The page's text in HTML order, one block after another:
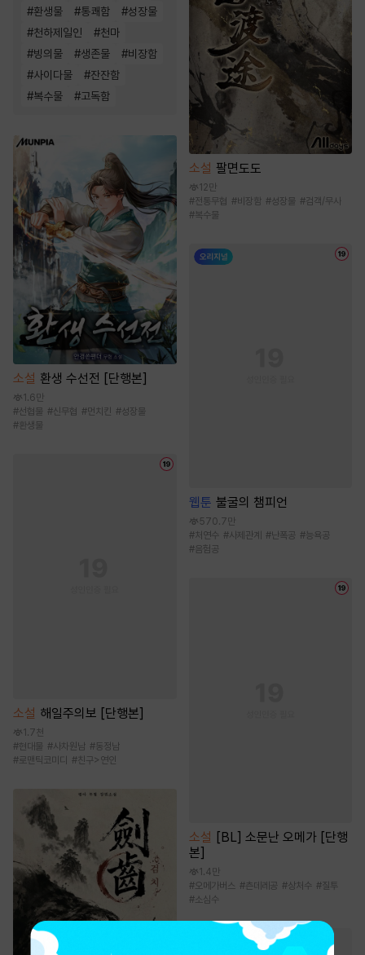
#환생물 #통쾌함 #성장물
#천하제일인 #천마
#빙의물 #생존물 #비장함
#사이다물 #잔잔함
#복수물 #고독함
소설 환생 수선전 [단행본]
1.6만
#선협물 #신무협 #먼치킨 #성장물
# 환생물
소설 해일주의보 [단행본]
1.7천
#현대물 #사차원남 #동정남
#로맨틱코미디 #친구>연인
소설 팔면도도
12만
#전통무협 #비장함 #성장물 #검객/무사
#복수물
웹툰 불굴의 챔피언
570.7만
#처연수 #사제관계 #난폭공 #능욕공
#음험공
소설 [BL] 소문난 오메가 [단행
본]
1.4만
#오메가버스 #츤데레공 #상처수 #질투
#소심수